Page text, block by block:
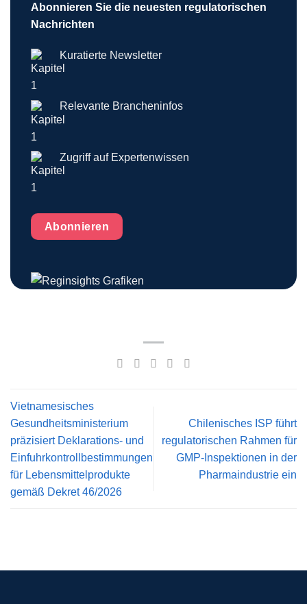
Abonnieren Sie die neuesten regulatorischen
Nachrichten
Kuratierte Newsletter
Relevante Brancheninfos
Zugriff auf Expertenwissen
Abonnieren
Vietnamesisches
Gesundheitsministerium
präzisiert Deklarations- und
Einfuhrkontrollbestimmungen
für Lebensmittelprodukte
gemäß Dekret 46/2026
Chilenisches ISP führt
regulatorischen Rahmen für
GMP-Inspektionen in der
Pharmaindustrie ein